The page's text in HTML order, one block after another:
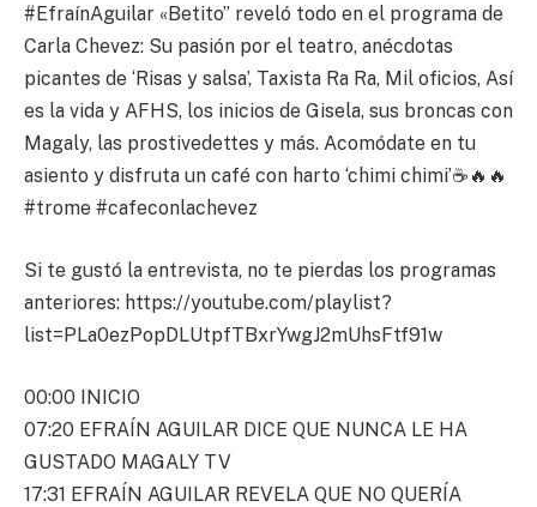
#EfraínAguilar «Betito” reveló todo en el programa de
Carla Chevez: Su pasión por el teatro, anécdotas
picantes de ‘Risas y salsa’, Taxista Ra Ra, Mil oficios, Así
es la vida y AFHS, los inicios de Gisela, sus broncas con
Magaly, las prostivedettes y más. Acomódate en tu
asiento y disfruta un café con harto ‘chimi chimi’☕🔥🔥
#trome #cafeconlachevez
Si te gustó la entrevista, no te pierdas los programas
anteriores: https://youtube.com/playlist?
list=PLa0ezPopDLUtpfTBxrYwgJ2mUhsFtf91w
00:00 INICIO
07:20 EFRAÍN AGUILAR DICE QUE NUNCA LE HA
GUSTADO MAGALY TV
17:31 EFRAÍN AGUILAR REVELA QUE NO QUERÍA